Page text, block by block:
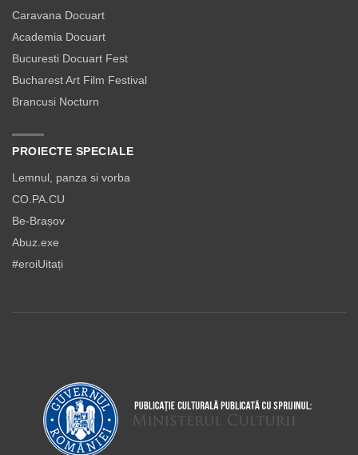
Caravana Docuart
Academia Docuart
Bucuresti Docuart Fest
Bucharest Art Film Festival
Brancusi Nocturn
PROIECTE SPECIALE
Lemnul, panza si vorba
CO.PA.CU
Be-Brașov
Abuz.exe
#eroiUitați